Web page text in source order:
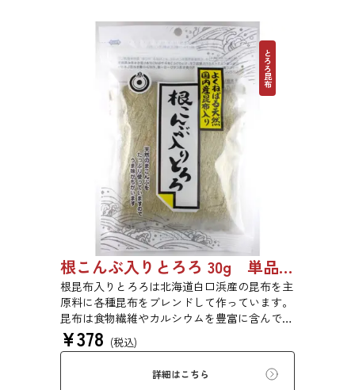
とろろ昆布
根こんぶ入りとろろ 30g 単品 5袋セット 20袋セット 1877
根昆布入りとろろは北海道白口浜産の昆布を主
原料に各種昆布をブレンドして作っています。
昆布は食物繊維やカルシウムを豊富に含んでい
ます。薄くふんわりと削っており、ご飯やお吸
い物、うどんに入れて美味しく召し上がれま
す。お口の中でとろーり、つるっと広がる根昆
布入りとろろを是非ご賞味ください。
¥378 (税込)
詳細はこちら